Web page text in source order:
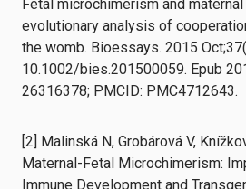
Fetal microchimerism and
evolutionary analysis of
the womb. Bioessays. 2015
10.1002/bies.201500059. Epub
26316378; PMCID: PMC4712643.
[2] Malinská N, Grobárová V,
Maternal-Fetal Microchimerism:
Immune Development and